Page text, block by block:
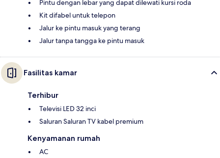
Pintu dengan lebar yang dapat dilewati kursi roda
Kit difabel untuk telepon
Jalur ke pintu masuk yang terang
Jalur tanpa tangga ke pintu masuk
Fasilitas kamar
Terhibur
Televisi LED 32 inci
Saluran Saluran TV kabel premium
Kenyamanan rumah
AC